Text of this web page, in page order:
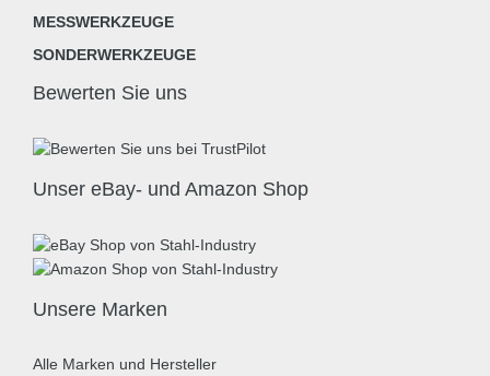
MESSWERKZEUGE
SONDERWERKZEUGE
Bewerten Sie uns
Unser eBay- und Amazon Shop
Unsere Marken
Alle Marken und Hersteller